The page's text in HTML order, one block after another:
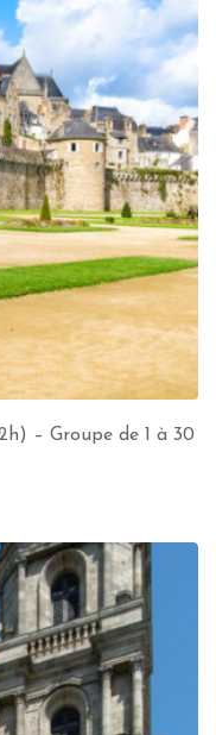
– Groupe de 1 à 30